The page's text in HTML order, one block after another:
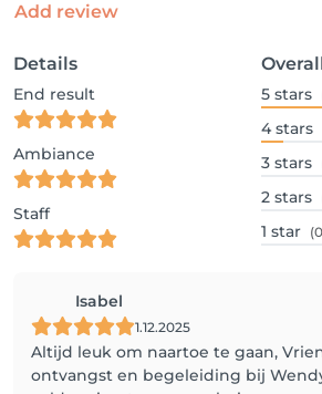
Add review
Details
End result
Ambiance
Staff
5 stars
4 stars
3 stars
2 stars
1 star
Isabel
1.12.2025
Altijd leuk om naartoe te gaan,
ontvangst en begeleiding bij